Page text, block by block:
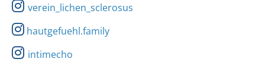
verein_lichen_sclerosus
hautgefuehl.family
intimecho